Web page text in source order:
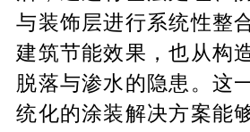
与装饰层进行系统性整
建筑节能效果，也从构
脱落与渗水的隐患。这
统化的涂装解决方案能